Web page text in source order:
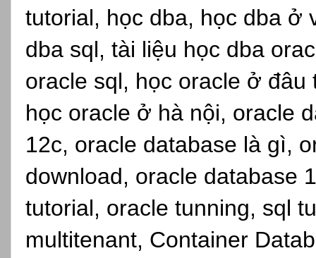
tutorial, học dba, học dba ở
dba sql, tài liệu học dba
oracle sql, học oracle ở
học oracle ở hà nội, oracle
12c, oracle database là gì,
download, oracle database
tutorial, oracle tunning, sql
multitenant, Container